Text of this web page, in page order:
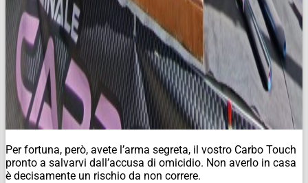
Per fortuna, però, avete l’arma segreta, il vostro Carbo Touch
pronto a salvarvi dall’accusa di omicidio. Non averlo in casa
è decisamente un rischio da non correre.